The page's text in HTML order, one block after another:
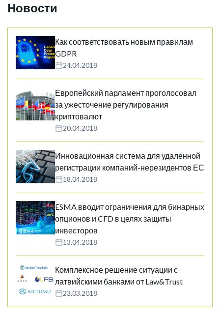
Новости
Как соответствовать новым правилам
GDPR
24.04.2018
Европейский парламент проголосовал
за ужесточение регулирования
криптовалют
20.04.2018
Инновационная система для удаленной
регистрации компаний-нерезидентов ЕС
18.04.2018
ESMA вводит ограничения для бинарных
опционов и CFD в целях защиты
инвесторов
13.04.2018
Комплексное решение ситуации с
латвийскими банками от Law&Trust
23.03.2018